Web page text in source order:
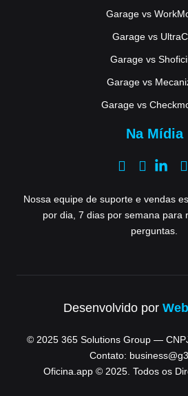
Garage vs
Garage vs
Garage vs
Garage vs
Garage vs
Na Mídia
Nossa equipe de suporte e vendas
por dia, 7 dias por semana para
perguntas.
Desenvolvido por
© 2025 365 Solutions Group —
Contato:
Oficina.app © 2025. Todos os